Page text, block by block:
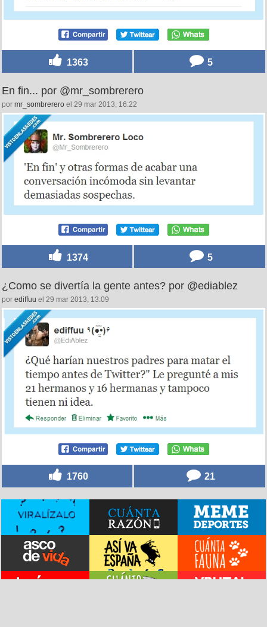
1363 5
En fin... por @mr_sombrerero
por mr_sombrerero el 29 mar 2013, 16:22
1374 5
¿Como se divertía la gente antes? por @ediablez
por ediffuu el 29 mar 2013, 13:09
1760 21